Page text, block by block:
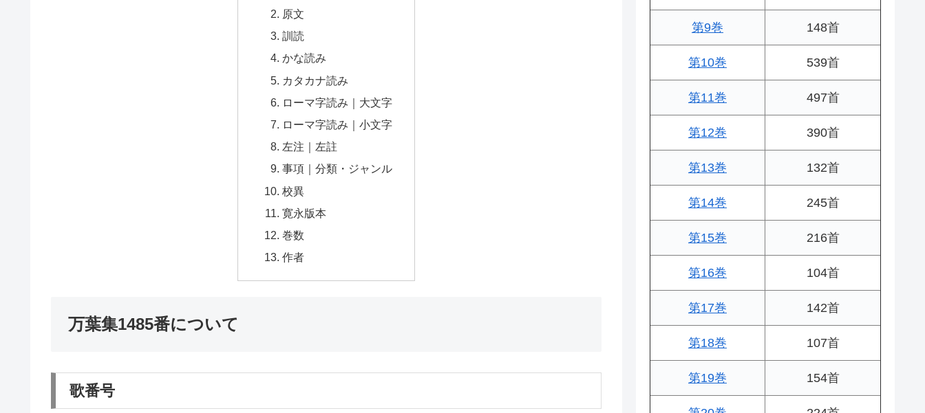
原文
訓読
かな読み
カタカナ読み
ローマ字読み｜大文字
ローマ字読み｜小文字
左注｜左註
事項｜分類・ジャンル
校異
寛永版本
巻数
作者
万葉集1485番について
歌番号
第9巻 148首
第10巻 539首
第11巻 497首
第12巻 390首
第13巻 132首
第14巻 245首
第15巻 216首
第16巻 104首
第17巻 142首
第18巻 107首
第19巻 154首